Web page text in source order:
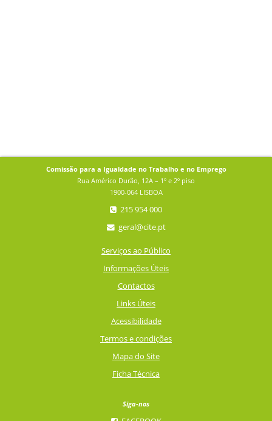
Comissão para a Igualdade no Trabalho e no Emprego
Rua Américo Durão, 12A – 1º e 2º piso
1900-064 LISBOA
215 954 000
geral@cite.pt
Serviços ao Público
Informações Úteis
Contactos
Links Úteis
Acessibilidade
Termos e condições
Mapa do Site
Ficha Técnica
Siga-nos